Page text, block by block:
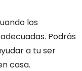
los
Podrás
a tu ser
casa.